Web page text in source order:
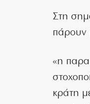
Στη
πάρουν
«η
κράτη